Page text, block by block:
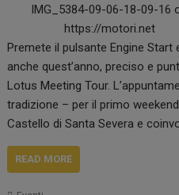
Premete il pulsante Engine
anche quest’anno, preciso e
Lotus Meeting Tour.
tradizione – per il primo
Castello di Santa Severa e
READ MORE